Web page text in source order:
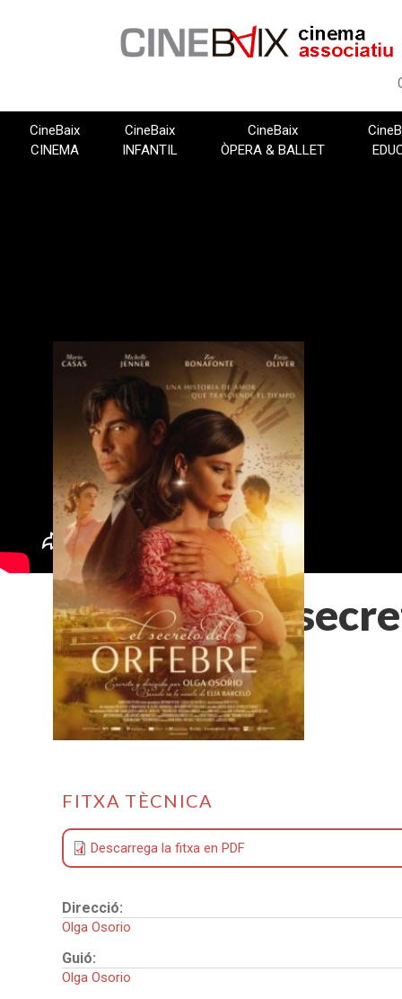
CineBaix
CINEMA
CineBaix
INFANTIL
CineBaix
ÒPERA & BALLET
El
FITXA TÈCNICA
Descarrega la fitxa en PDF
Direcció:
Olga Osorio
Guió:
Olga Osorio